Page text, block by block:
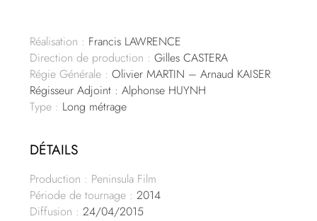
Réalisation : Francis LAWRENCE
Direction de production : Gilles CASTERA
Régie Générale : Olivier MARTIN – Arnaud KAISER
Régisseur Adjoint : Alphonse HUYNH
Type : Long métrage
DÉTAILS
Production : Peninsula Film
Période de tournage : 2014
Diffusion : 24/04/2015